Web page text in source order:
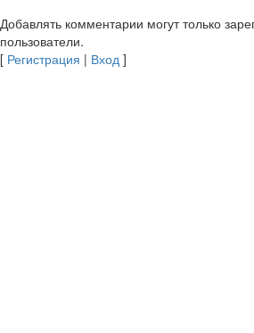
Добавлять комментарии могут только
пользователи.
[ Регистрация | Вход ]